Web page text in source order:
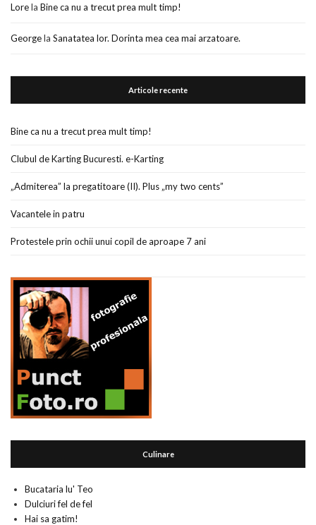
Lorela Bine ca nu a trecut prea mult timp!
Georgela Sanatatea lor. Dorinta mea cea mai arzatoare.
Articole recente
Bine ca nu a trecut prea mult timp!
Clubul de Karting Bucuresti. e-Karting
„Admiterea” la pregatitoare (II). Plus „my two cents”
Vacantele in patru
Protestele prin ochii unui copil de aproape 7 ani
Culinare
Bucataria lu' Teo
Dulciuri fel de fel
Hai sa gatim!